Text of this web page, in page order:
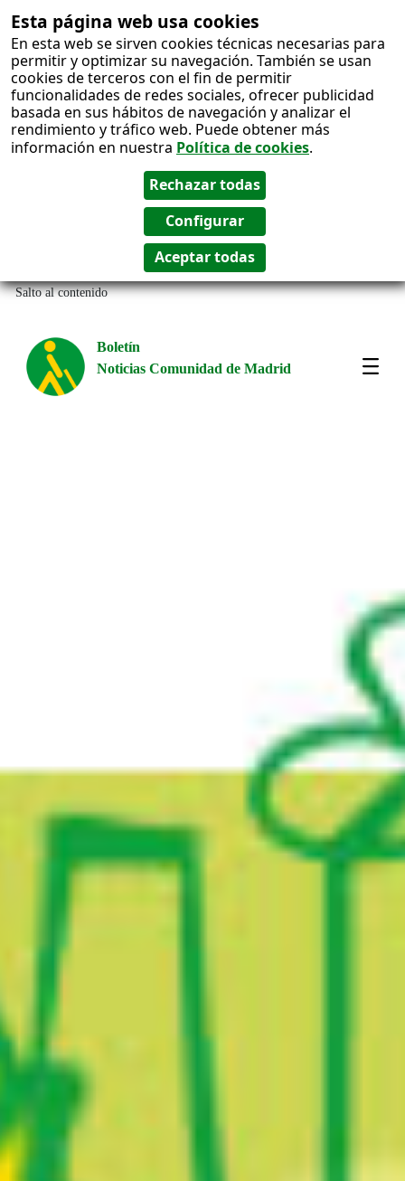
Esta página web usa cookies
En esta web se sirven cookies técnicas necesarias para
permitir y optimizar su navegación. También se usan
cookies de terceros con el fin de permitir
funcionalidades de redes sociales, ofrecer publicidad
basada en sus hábitos de navegación y analizar el
rendimiento y tráfico web. Puede obtener más
información en nuestra Política de cookies.
Salto al contenido
Boletín
Noticias Comunidad de Madrid